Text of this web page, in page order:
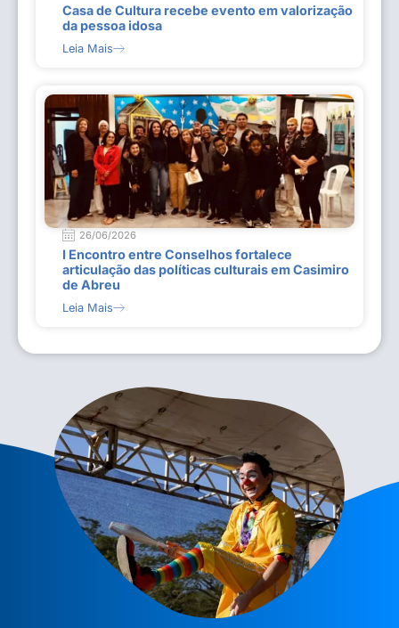
Casa de Cultura recebe evento em valorização
da pessoa idosa
Leia Mais
26/06/2026
I Encontro entre Conselhos fortalece
articulação das políticas culturais em Casimiro
de Abreu
Leia Mais